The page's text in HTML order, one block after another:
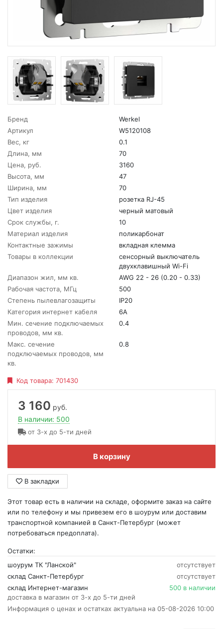
Бренд
Werkel
Артикул
W5120108
Вес, кг
0.1
Длина, мм
70
Цена, руб.
3160
Высота, мм
47
Ширина, мм
70
Тип изделия
розетка RJ-45
Цвет изделия
черный матовый
Срок службы, г.
10
Материал изделия
поликарбонат
Контактные зажимы
вкладная клемма
Товары в коллекции
сенсорный выключатель
двухклавишный Wi-Fi
Диапазон жил, мм кв.
AWG 22 - 26 (0.20 - 0.33)
Рабочая частота, МГц
500
Степень пылевлагозащиты
IP20
Категория интернет кабеля
6А
Мин. сечение подключаемых
проводов, мм кв.
0.4
Макс. сечение
подключаемых проводов, мм
кв.
0.8
Код товара: 701430
3 160 руб.
В наличии: 500
от 3-х до 5-ти дней
В корзину
В закладки
Этот товар есть в наличии на складе, оформите заказ на сайте
или по телефону и мы привезем его в шоурум или доставим
транспортной компанией в Санкт-Петербург (может
потребоваться предоплата).
Остатки:
шоурум ТК "Ланской"
отсутствует
склад Санкт-Петербург
отсутствует
склад Интернет-магазин
500 в наличии
доставка в магазин от 3-х до 5-ти дней
Информация о ценах и остатках актуальна на 05-08-2026 10:00